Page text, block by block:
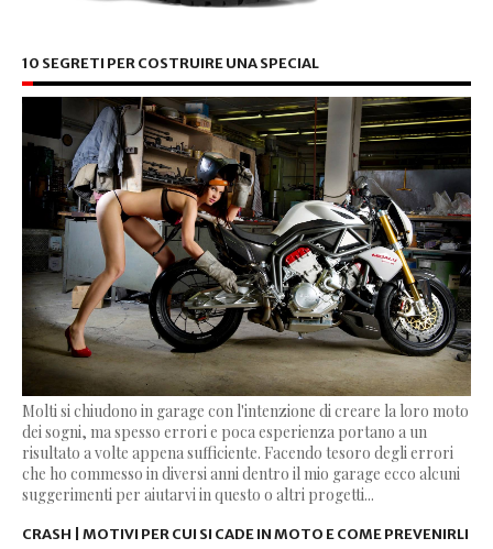
10 SEGRETI PER COSTRUIRE UNA SPECIAL
Molti si chiudono in garage con l'intenzione di creare la loro moto
dei sogni, ma spesso errori e poca esperienza portano a un
risultato a volte appena sufficiente. Facendo tesoro degli errori
che ho commesso in diversi anni dentro il mio garage ecco alcuni
suggerimenti per aiutarvi in questo o altri progetti...
CRASH | MOTIVI PER CUI SI CADE IN MOTO E COME PREVENIRLI